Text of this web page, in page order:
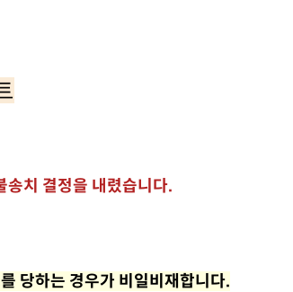
송치 결정을 내렸습니다.
당하는 경우가 비일비재합니다.